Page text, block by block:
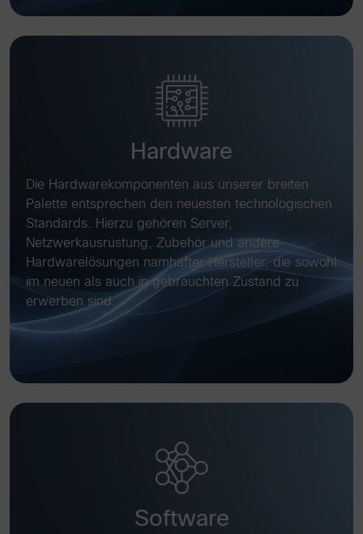
Hardware
Die Hardwarekomponenten aus unserer breiten
Palette entsprechen den neuesten technologischen
Standards. Hierzu gehören Server,
Netzwerkausrüstung, Zubehör und andere
Hardwarelösungen namhafter Hersteller, die sowohl
im neuen als auch in gebrauchten Zustand zu
erwerben sind.
Software